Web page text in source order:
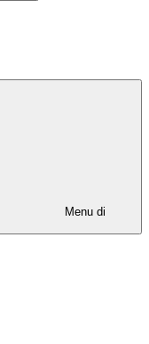
Menu di